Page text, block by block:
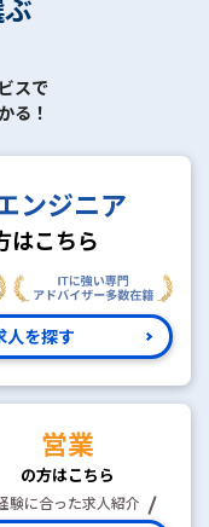
スで
る！
ンジニア
はこちら
人を探す
営業
の方はこちら
験に合った求人紹介